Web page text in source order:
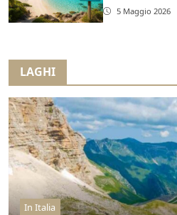
5 Maggio 2026
LAGHI
In Italia